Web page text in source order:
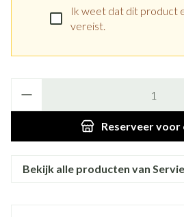
Ik weet dat dit product
vereist.
Reserveervoor
Bekijk alle producten van